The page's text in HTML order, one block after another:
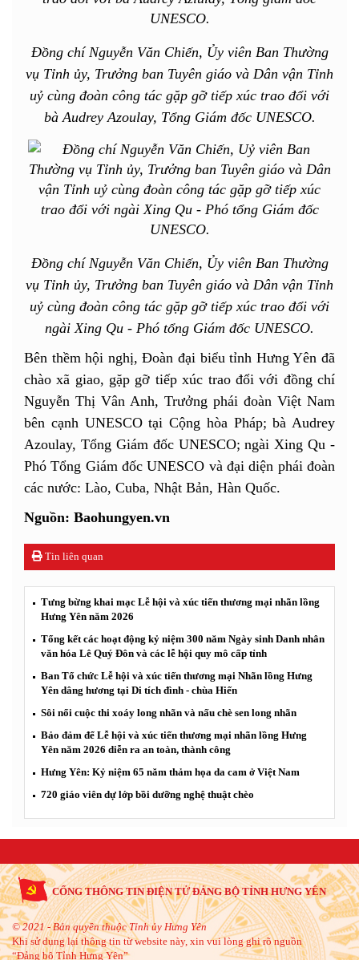
Đồng chí Nguyễn Văn Chiến, Ủy viên Ban Thường
vụ Tỉnh ủy, Trưởng ban Tuyên giáo và Dân vận Tỉnh
uỷ cùng đoàn công tác gặp gỡ tiếp xúc trao đổi với
bà Audrey Azoulay, Tổng Giám đốc UNESCO.
Đồng chí Nguyễn Văn Chiến, Ủy viên Ban Thường
vụ Tỉnh ủy, Trưởng ban Tuyên giáo và Dân vận Tỉnh
uỷ cùng đoàn công tác gặp gỡ tiếp xúc trao đổi với
ngài Xing Qu - Phó tổng Giám đốc UNESCO.
Bên thềm hội nghị, Đoàn đại biểu tỉnh Hưng Yên đã
chào xã giao, gặp gỡ tiếp xúc trao đổi với đồng chí
Nguyễn Thị Vân Anh, Trưởng phái đoàn Việt Nam
bên cạnh UNESCO tại Cộng hòa Pháp; bà Audrey
Azoulay, Tổng Giám đốc UNESCO; ngài Xing Qu -
Phó Tổng Giám đốc UNESCO và đại diện phái đoàn
các nước: Lào, Cuba, Nhật Bản, Hàn Quốc.
Nguồn: Baohungyen.vn
Tin liên quan
Tưng bừng khai mạc Lễ hội và xúc tiến thương mại nhãn lồng
Hưng Yên năm 2026
Tổng kết các hoạt động kỷ niệm 300 năm Ngày sinh Danh nhân
văn hóa Lê Quý Đôn và các lễ hội quy mô cấp tỉnh
Ban Tổ chức Lễ hội và xúc tiến thương mại Nhãn lồng Hưng
Yên dâng hương tại Di tích đình - chùa Hiến
Sôi nổi cuộc thi xoáy long nhãn và nấu chè sen long nhãn
Bảo đảm để Lễ hội và xúc tiến thương mại nhãn lồng Hưng
Yên năm 2026 diễn ra an toàn, thành công
Hưng Yên: Kỷ niệm 65 năm thảm họa da cam ở Việt Nam
720 giáo viên dự lớp bồi dưỡng nghệ thuật chèo
CỔNG THÔNG TIN ĐIỆN TỬ ĐẢNG BỘ TỈNH HƯNG YÊN
© 2021 - Bản quyền thuộc Tỉnh ủy Hưng Yên
Khi sử dụng lại thông tin từ website này, xin vui lòng ghi rõ nguồn
“Đảng bộ Tỉnh Hưng Yên”